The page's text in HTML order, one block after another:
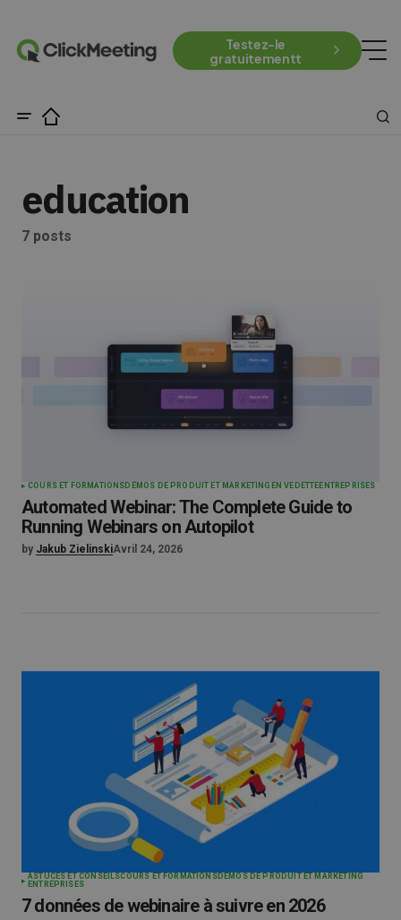
Testez-le
gratuitementt
education
7 posts
COURS ET FORMATIONS DÉMOS DE PRODUIT ET MARKETING EN VEDETTE ENTREPRISES
Automated Webinar: The Complete Guide to
Running Webinars on Autopilot
by Jakub ZielinskiAvril 24, 2026
ASTUCES ET CONSEILSCOURS ET FORMATIONSDÉMOS DE PRODUIT ET MARKETING
ENTREPRISES
7 données de webinaire à suivre en 2026